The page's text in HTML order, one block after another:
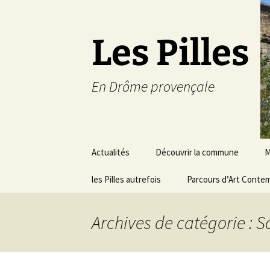
Les Pilles
En Drôme provençale
Aller
contenu
Actualités Découvrir la commune
Le mot du maire
Plans du village
les Pilles autrefois Parcours d’Art
Archives de catégorie :